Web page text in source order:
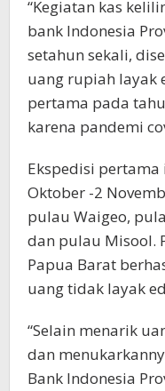
“Kegiatan kas
bank Indonesia
setahun sekali,
uang rupiah layak
pertama pada
karena pandemi
Ekspedisi
Oktober -2
pulau Waigeo,
dan pulau Misool.
Papua Barat
uang tidak layak
“Selain menarik
dan
Bank Indonesia